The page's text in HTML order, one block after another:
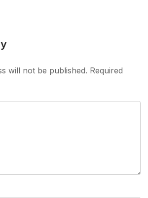
will not be published. Required